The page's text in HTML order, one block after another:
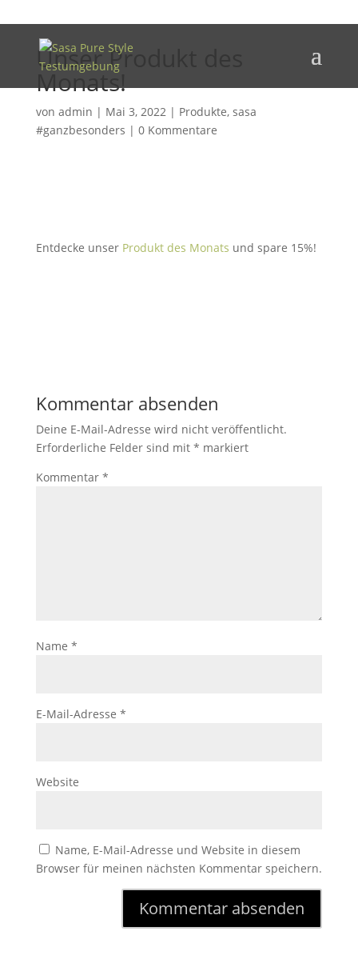
Unser Produkt des
Monats!
von admin | Mai 3, 2022| Produkte, sasa
#ganzbesonders | 0 Kommentare
Entdecke unser Produkt des Monats und spare 15%!
Kommentar absenden
Deine E-Mail-Adresse wird nicht veröffentlicht.
Erforderliche Felder sind mit * markiert
Kommentar *
Name *
E-Mail-Adresse *
Website
Name, E-Mail-Adresse und Website in diesem
Browser für meinen nächsten Kommentar speichern.